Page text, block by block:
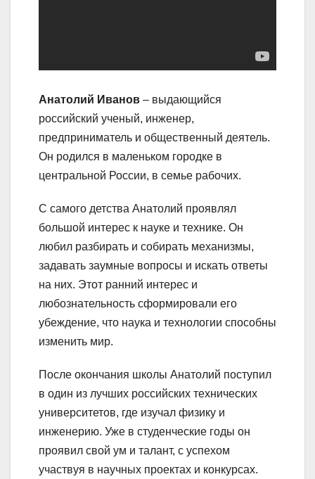
Анатолий Иванов – выдающийся
российский ученый, инженер,
предприниматель и общественный деятель.
Он родился в маленьком городке в
центральной России, в семье рабочих.
С самого детства Анатолий проявлял
большой интерес к науке и технике. Он
любил разбирать и собирать механизмы,
задавать заумные вопросы и искать ответы
на них. Этот ранний интерес и
любознательность сформировали его
убеждение, что наука и технологии способны
изменить мир.
После окончания школы Анатолий поступил
в один из лучших российских технических
университетов, где изучал физику и
инженерию. Уже в студенческие годы он
проявил свой ум и талант, с успехом
участвуя в научных проектах и конкурсах.